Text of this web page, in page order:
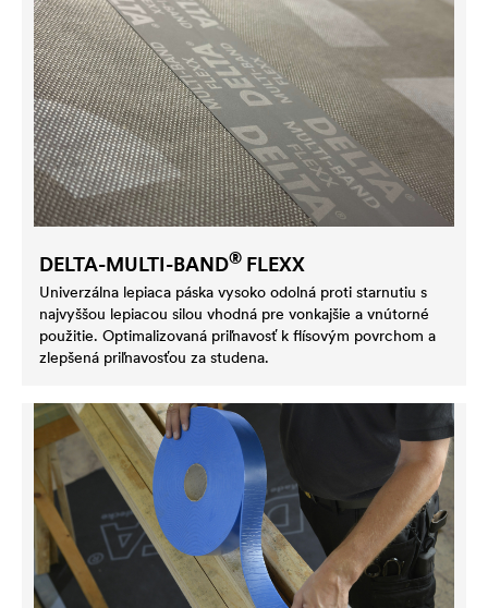
DELTA-MULTI-BAND® FLEXX
Univerzálna lepiaca páska vysoko odolná proti starnutiu s
najvyššou lepiacou silou vhodná pre vonkajšie a vnútorné
použitie. Optimalizovaná priľnavosť k flísovým povrchom a
zlepšená priľnavosťou za studena.